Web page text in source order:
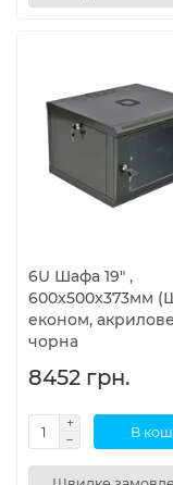
6U Шафа 19" ,
600x500x373мм
економ,
чорна
8452 грн.
В